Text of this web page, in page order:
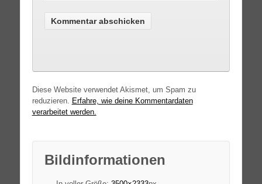
Diese Website verwendet Akismet, um Spam zu
reduzieren.
Erfahre, wie deine Kommentardaten
verarbeitet werden.
Bildinformationen